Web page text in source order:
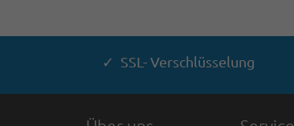
✓ SSL- Verschlüsselung